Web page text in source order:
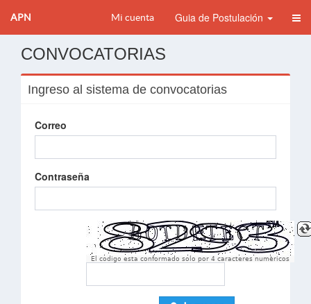
APN Mi cuenta Guia de Postulación
CONVOCATORIAS
Ingreso al sistema de convocatorias
Correo
Contraseña
El codigo esta conformado solo por 4 caracteres numèricos